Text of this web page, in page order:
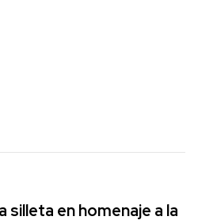
silleta en homenaje a la